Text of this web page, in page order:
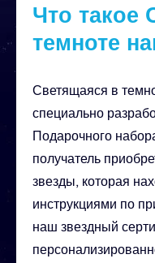
Что такое
темноте
Светящаяся в
специально
Подарочного
получатель
звезды, которая
инструкциями по
наш звездный